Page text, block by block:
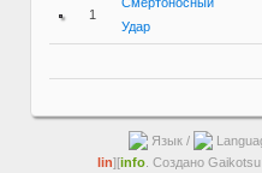
1
Удар
Язык /
lin][info. Создано